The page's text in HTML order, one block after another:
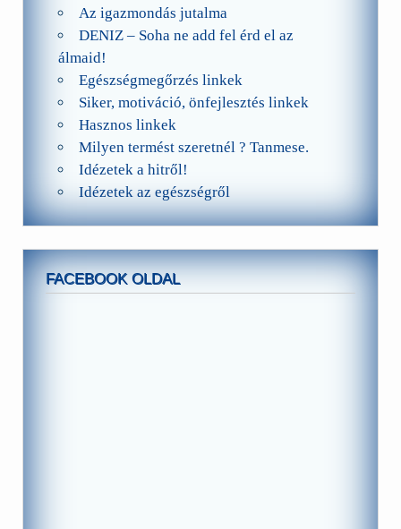
Az igazmondás jutalma
DENIZ – Soha ne add fel érd el az
álmaid!
Egészségmegőrzés linkek
Siker, motiváció, önfejlesztés linkek
Hasznos linkek
Milyen termést szeretnél ? Tanmese.
Idézetek a hitről!
Idézetek az egészségről
FACEBOOK OLDAL